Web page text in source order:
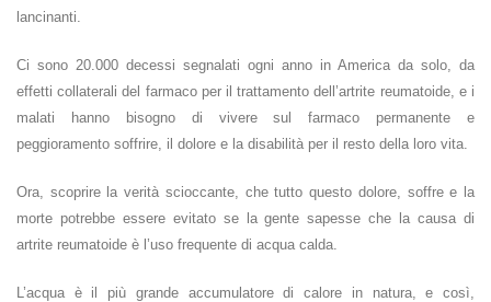
lancinanti.
Ci sono 20.000 decessi segnalati ogni anno in America da solo, da
effetti collaterali del farmaco per il trattamento dell’artrite reumatoide, e i
malati hanno bisogno di vivere sul farmaco permanente e
peggioramento soffrire, il dolore e la disabilità per il resto della loro vita.
Ora, scoprire la verità scioccante, che tutto questo dolore, soffre e la
morte potrebbe essere evitato se la gente sapesse che la causa di
artrite reumatoide è l’uso frequente di acqua calda.
L’acqua è il più grande accumulatore di calore in natura, e così,